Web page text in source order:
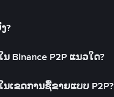
?
Binance P2P ແນວໃດ?
ເຂດການຊື້ຂາຍແບບ P2P?